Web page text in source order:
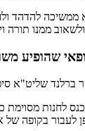
להדהד
ממנו תורה
שהופיע
ברלנד
לחנות
בקופה של